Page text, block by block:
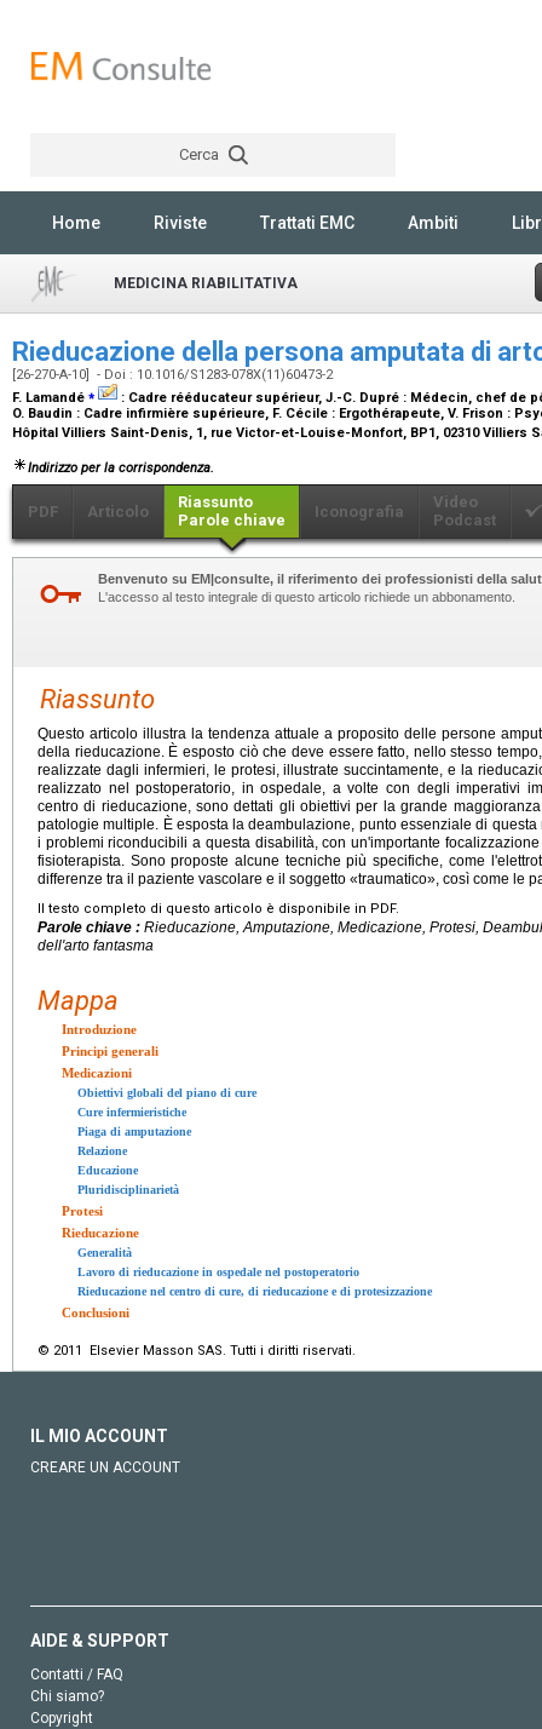
Cerca
Home Riviste Trattati EMC Ambiti
MEDICINA RIABILITATIVA
Rieducazione della persona amputata di
[26-270-A-10] - Doi : 10.1016/S1283-078X(11)60473-2
F. Lamandé ⁎ : Cadre rééducateur supérieur, J.-C. Dupré : Médecin, chef de
O. Baudin : Cadre infirmière supérieure, F. Cécile : Ergothérapeute, V. Frison :
Hôpital Villiers Saint-Denis, 1, rue Victor-et-Louise-Monfort, BP1, 02310 Villiers
Indirizzo per la corrispondenza.
PDF Articolo
Riassunto
Parole chiave
Iconografia
Video
Podcast
Benvenuto su EM|consulte, il riferimento dei professionisti della
L'accesso al testo integrale di questo articolo richiede un abbonamento.
Riassunto
Questo articolo illustra la tendenza attuale a proposito delle persone
della rieducazione. È esposto ciò che deve essere fatto, nello stesso
realizzate dagli infermieri, le protesi, illustrate succintamente, e la
realizzato nel postoperatorio, in ospedale, a volte con degli imperativi
centro di rieducazione, sono dettati gli obiettivi per la grande
patologie multiple. È esposta la deambulazione, punto essenziale di
i problemi riconducibili a questa disabilità, con un'importante
fisioterapista. Sono proposte alcune tecniche più specifiche, come
differenze tra il paziente vascolare e il soggetto «traumatico», così come le
Il testo completo di questo articolo è disponibile in PDF.
Parole chiave : Rieducazione, Amputazione, Medicazione, Protesi,
dell'arto fantasma
Mappa
Introduzione
Principi generali
Medicazioni
Obiettivi globali del piano di cure
Cure infermieristiche
Piaga di amputazione
Relazione
Educazione
Pluridisciplinarietà
Protesi
Rieducazione
Generalità
Lavoro di rieducazione in ospedale nel postoperatorio
Rieducazione nel centro di cure, di rieducazione e di protesizzazione
Conclusioni
© 2011 Elsevier Masson SAS. Tutti i diritti riservati.
IL MIO ACCOUNT
CREARE UN ACCOUNT
AIDE & SUPPORT
Contatti / FAQ
Chi siamo?
Copyright